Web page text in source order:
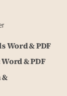
Word & PDF
& PDF
&